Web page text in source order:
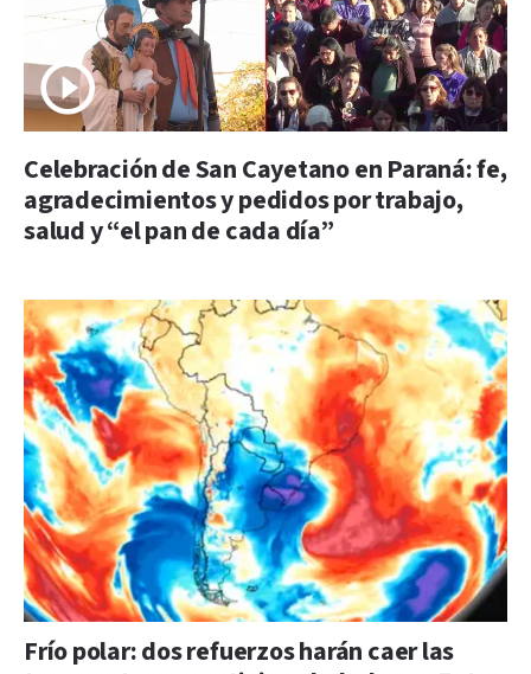
Celebración de San Cayetano en Paraná: fe,
agradecimientos y pedidos por trabajo,
salud y “el pan de cada día”
Frío polar: dos refuerzos harán caer las